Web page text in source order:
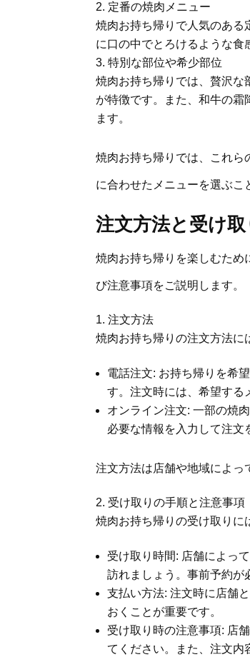
定番の焼肉メニュー
焼肉お持ち帰りで人気のある
に口の中でとろけるような食
特別な部位や希少部位
焼肉お持ち帰りでは、贅沢な
が特徴です。また、和牛の霜
ます。
焼肉お持ち帰りでは、これら
に合わせたメニューを選ぶこ
注文方法と受け
焼肉お持ち帰りを楽しむため
び注意事項をご説明します。
注文方法
焼肉お持ち帰りの注文方法に
電話注文: お持ち帰りを希
す。注文時には、希望する
オンライン注文: 一部の焼
必要な情報を入力して注文
注文方法は店舗や地域によっ
受け取りの手順と注意事項
焼肉お持ち帰りの受け取りに
受け取り時間: 店舗によっ
訪れましょう。事前予約が
支払い方法: 注文時に店舗
おくことが重要です。
受け取り時の注意事項: 店
てください。また、注文内